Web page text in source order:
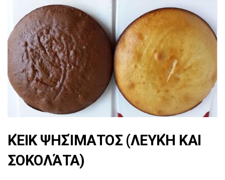
ΚΈΙΚ ΨΗΣΊΜΑΤΟΣ (ΛΕΥΚΉ ΚΑΙ
ΣΟΚΟΛΆΤΑ)